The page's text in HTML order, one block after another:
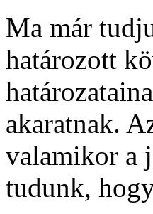
Ma már
határozott
akaratnak.
valamikor a
tudunk,